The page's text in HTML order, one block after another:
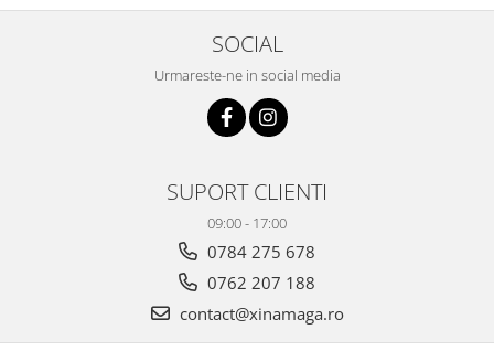
SOCIAL
Urmareste-ne in social media
SUPORT CLIENTI
09:00 - 17:00
0784 275 678
0762 207 188
contact@xinamaga.ro